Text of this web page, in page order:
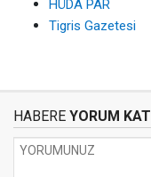
HÜDA PAR
Tigris Gazetesi
HABERE YORUM KAT